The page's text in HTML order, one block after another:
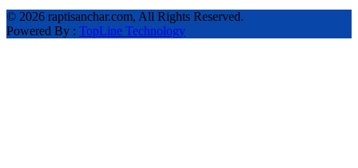
© 2026 raptisanchar.com, All Rights Reserved.
Powered By : TopLine Technology